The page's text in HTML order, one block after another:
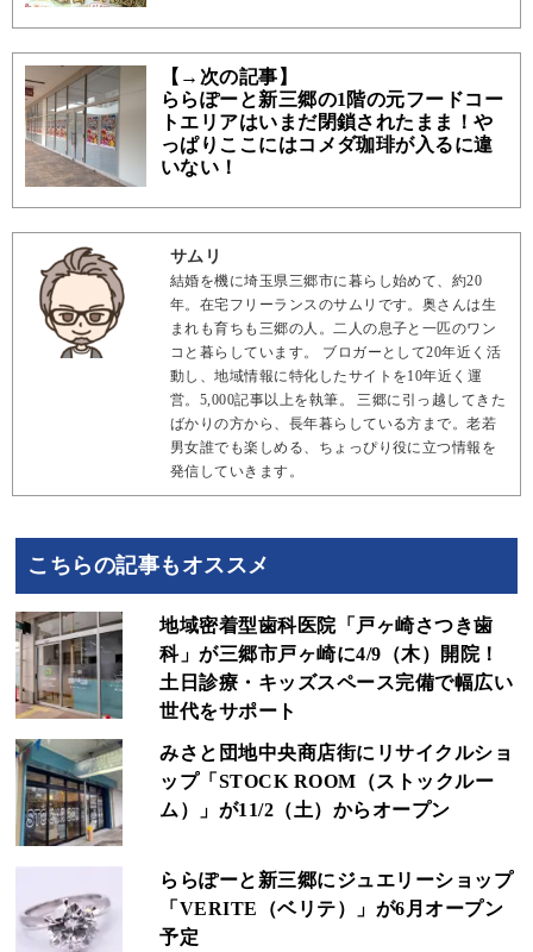
【→次の記事】
ららぽーと新三郷の1階の元フードコー
トエリアはいまだ閉鎖されたまま！や
っぱりここにはコメダ珈琲が入るに違
いない！
サムリ
結婚を機に埼玉県三郷市に暮らし始めて、約20
年。在宅フリーランスのサムリです。奥さんは生
まれも育ちも三郷の人。二人の息子と一匹のワン
コと暮らしています。 ブロガーとして20年近く活
動し、地域情報に特化したサイトを10年近く運
営。5,000記事以上を執筆。 三郷に引っ越してきた
ばかりの方から、長年暮らしている方まで。老若
男女誰でも楽しめる、ちょっぴり役に立つ情報を
発信していきます。
こちらの記事もオススメ
地域密着型歯科医院「戸ヶ崎さつき歯
科」が三郷市戸ヶ崎に4/9（木）開院！
土日診療・キッズスペース完備で幅広い
世代をサポート
みさと団地中央商店街にリサイクルショ
ップ「STOCK ROOM（ストックルー
ム）」が11/2（土）からオープン
ららぽーと新三郷にジュエリーショップ
「VERITE（ベリテ）」が6月オープン
予定